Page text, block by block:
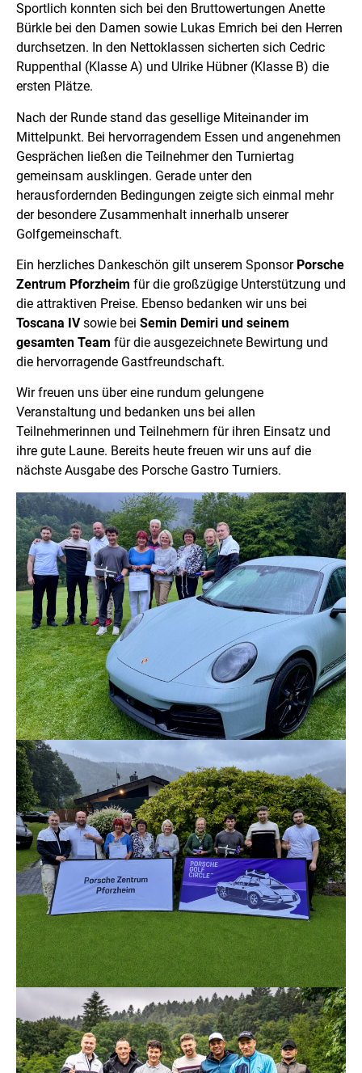
Sportlich konnten sich bei den Bruttowertungen Anette
Bürkle bei den Damen sowie Lukas Emrich bei den Herren
durchsetzen. In den Nettoklassen sicherten sich Cedric
Ruppenthal (Klasse A) und Ulrike Hübner (Klasse B) die
ersten Plätze.
Nach der Runde stand das gesellige Miteinander im
Mittelpunkt. Bei hervorragendem Essen und angenehmen
Gesprächen ließen die Teilnehmer den Turniertag
gemeinsam ausklingen. Gerade unter den
herausfordernden Bedingungen zeigte sich einmal mehr
der besondere Zusammenhalt innerhalb unserer
Golfgemeinschaft.
Ein herzliches Dankeschön gilt unserem Sponsor Porsche
Zentrum Pforzheim für die großzügige Unterstützung und
die attraktiven Preise. Ebenso bedanken wir uns bei
Toscana IVsowie bei Semin Demiri und seinem
gesamten Team für die ausgezeichnete Bewirtung und
die hervorragende Gastfreundschaft.
Wir freuen uns über eine rundum gelungene
Veranstaltung und bedanken uns bei allen
Teilnehmerinnen und Teilnehmern für ihren Einsatz und
ihre gute Laune. Bereits heute freuen wir uns auf die
nächste Ausgabe des Porsche Gastro Turniers.